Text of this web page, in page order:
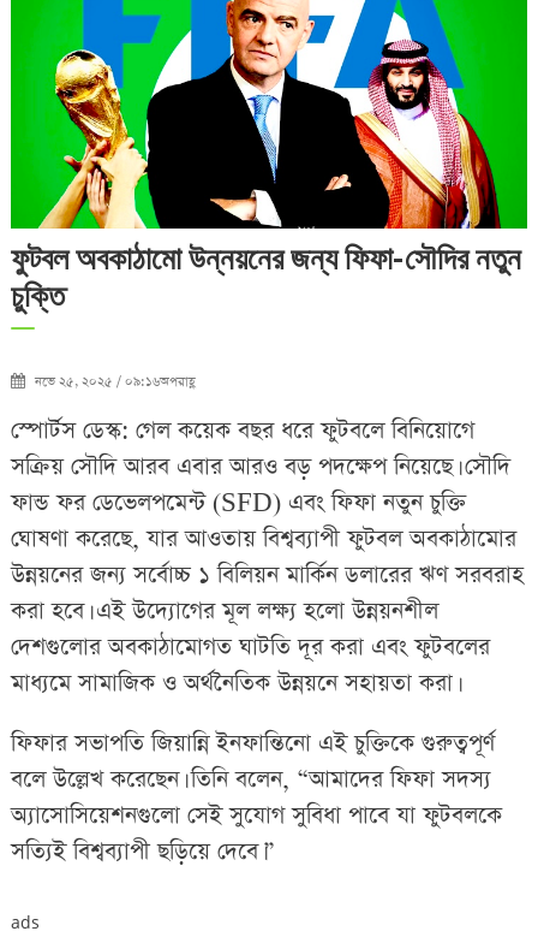
ফুটবল অবকাঠামো উন্নয়নের জন্য ফিফা-সৌদির নতুন
চুক্তি
নভে ২৫, ২০২৫ / ০৯:১৬অপরাহ্ণ
স্পোর্টস ডেস্ক: গেল কয়েক বছর ধরে ফুটবলে বিনিয়োগে
সক্রিয় সৌদি আরব এবার আরও বড় পদক্ষেপ নিয়েছে। সৌদি
ফান্ড ফর ডেভেলপমেন্ট (SFD) এবং ফিফা নতুন চুক্তি
ঘোষণা করেছে, যার আওতায় বিশ্বব্যাপী ফুটবল অবকাঠামোর
উন্নয়নের জন্য সর্বোচ্চ ১ বিলিয়ন মার্কিন ডলারের ঋণ সরবরাহ
করা হবে। এই উদ্যোগের মূল লক্ষ্য হলো উন্নয়নশীল
দেশগুলোর অবকাঠামোগত ঘাটতি দূর করা এবং ফুটবলের
মাধ্যমে সামাজিক ও অর্থনৈতিক উন্নয়নে সহায়তা করা।
ফিফার সভাপতি জিয়ান্নি ইনফান্তিনো এই চুক্তিকে গুরুত্বপূর্ণ
বলে উল্লেখ করেছেন। তিনি বলেন, “আমাদের ফিফা সদস্য
অ্যাসোসিয়েশনগুলো সেই সুযোগ সুবিধা পাবে যা ফুটবলকে
সত্যিই বিশ্বব্যাপী ছড়িয়ে দেবে।”
ads